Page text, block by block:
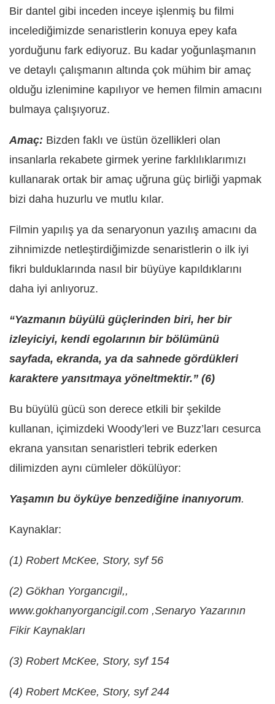
Bir dantel gibi inceden inceye işlenmiş bu filmi
incelediğimizde senaristlerin konuya epey kafa
yorduğunu fark ediyoruz. Bu kadar yoğunlaşmanın
ve detaylı çalışmanın altında çok mühim bir amaç
olduğu izlenimine kapılıyor ve hemen filmin amacını
bulmaya çalışıyoruz.
Amaç: Bizden faklı ve üstün özellikleri olan
insanlarla rekabete girmek yerine farklılıklarımızı
kullanarak ortak bir amaç uğruna güç birliği yapmak
bizi daha huzurlu ve mutlu kılar.
Filmin yapılış ya da senaryonun yazılış amacını da
zihnimizde netleştirdiğimizde senaristlerin o ilk iyi
fikri bulduklarında nasıl bir büyüye kapıldıklarını
daha iyi anlıyoruz.
“Yazmanın büyülü güçlerinden biri, her bir
izleyiciyi, kendi egolarının bir bölümünü
sayfada, ekranda, ya da sahnede gördükleri
karaktere yansıtmaya yöneltmektir.” (6)
Bu büyülü gücü son derece etkili bir şekilde
kullanan, içimizdeki Woody’leri ve Buzz’ları cesurca
ekrana yansıtan senaristleri tebrik ederken
dilimizden aynı cümleler dökülüyor:
Yaşamın bu öyküye benzediğine inanıyorum.
Kaynaklar:
(1) Robert McKee, Story, syf 56
(2) Gökhan Yorgancıgil,,
www.gokhanyorgancigil.com ,Senaryo Yazarının
Fikir Kaynakları
(3) Robert McKee, Story, syf 154
(4) Robert McKee, Story, syf 244